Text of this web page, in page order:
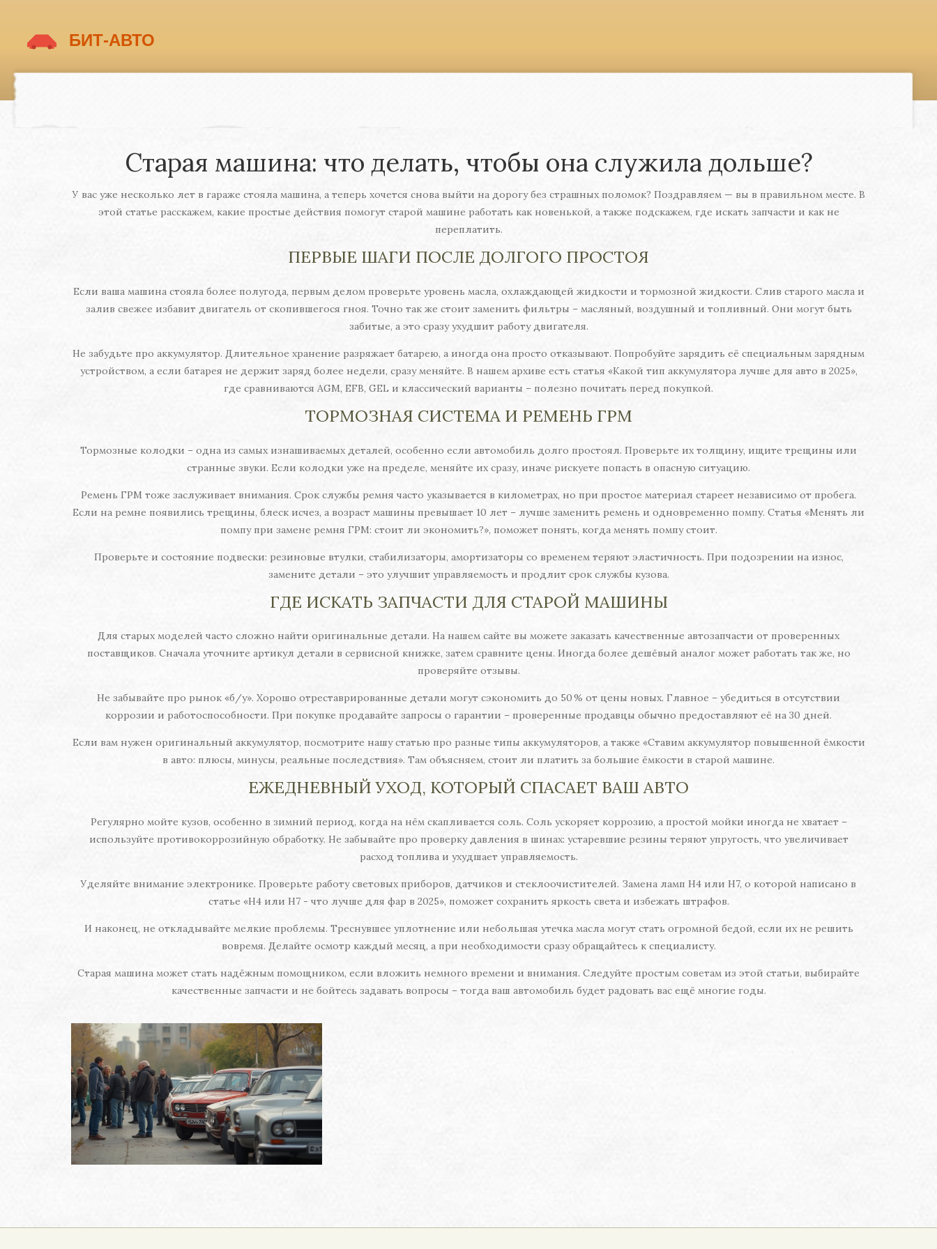
Старая машина: что делать, чтобы она служила дольше?
У вас уже несколько лет в гараже стояла машина, а теперь хочется снова выйти на дорогу без страшных поломок? Поздравляем — вы в правильном месте. В
этой статье расскажем, какие простые действия помогут старой машине работать как новенькой, а также подскажем, где искать запчасти и как не
переплатить.
ПЕРВЫЕ ШАГИ ПОСЛЕ ДОЛГОГО ПРОСТОЯ
Если ваша машина стояла более полугода, первым делом проверьте уровень масла, охлаждающей жидкости и тормозной жидкости. Слив старого масла и
залив свежее избавит двигатель от скопившегося гноя. Точно так же стоит заменить фильтры – масляный, воздушный и топливный. Они могут быть
забитые, а это сразу ухудшит работу двигателя.
Не забудьте про аккумулятор. Длительное хранение разряжает батарею, а иногда она просто отказывают. Попробуйте зарядить её специальным зарядным
устройством, а если батарея не держит заряд более недели, сразу меняйте. В нашем архиве есть статья «Какой тип аккумулятора лучше для авто в 2025»,
где сравниваются AGM, EFB, GEL и классический варианты – полезно почитать перед покупкой.
ТОРМОЗНАЯ СИСТЕМА И РЕМЕНЬ ГРМ
Тормозные колодки – одна из самых изнашиваемых деталей, особенно если автомобиль долго простоял. Проверьте их толщину, ищите трещины или
странные звуки. Если колодки уже на пределе, меняйте их сразу, иначе рискуете попасть в опасную ситуацию.
Ремень ГРМ тоже заслуживает внимания. Срок службы ремня часто указывается в километрах, но при простое материал стареет независимо от пробега.
Если на ремне появились трещины, блеск исчез, а возраст машины превышает 10 лет – лучше заменить ремень и одновременно помпу. Статья «Менять ли
помпу при замене ремня ГРМ: стоит ли экономить?», поможет понять, когда менять помпу стоит.
Проверьте и состояние подвески: резиновые втулки, стабилизаторы, амортизаторы со временем теряют эластичность. При подозрении на износ,
замените детали – это улучшит управляемость и продлит срок службы кузова.
ГДЕ ИСКАТЬ ЗАПЧАСТИ ДЛЯ СТАРОЙ МАШИНЫ
Для старых моделей часто сложно найти оригинальные детали. На нашем сайте вы можете заказать качественные автозапчасти от проверенных
поставщиков. Сначала уточните артикул детали в сервисной книжке, затем сравните цены. Иногда более дешёвый аналог может работать так же, но
проверяйте отзывы.
Не забывайте про рынок «б/у». Хорошо отреставрированные детали могут сэкономить до 50 % от цены новых. Главное – убедиться в отсутствии
коррозии и работоспособности. При покупке продавайте запросы о гарантии – проверенные продавцы обычно предоставляют её на 30 дней.
Если вам нужен оригинальный аккумулятор, посмотрите нашу статью про разные типы аккумуляторов, а также «Ставим аккумулятор повышенной ёмкости
в авто: плюсы, минусы, реальные последствия». Там объясняем, стоит ли платить за большие ёмкости в старой машине.
ЕЖЕДНЕВНЫЙ УХОД, КОТОРЫЙ СПАСАЕТ ВАШ АВТО
Регулярно мойте кузов, особенно в зимний период, когда на нём скапливается соль. Соль ускоряет коррозию, а простой мойки иногда не хватает –
используйте противокоррозийную обработку. Не забывайте про проверку давления в шинах: устаревшие резины теряют упругость, что увеличивает
расход топлива и ухудшает управляемость.
Уделяйте внимание электронике. Проверьте работу световых приборов, датчиков и стеклоочистителей. Замена ламп H4 или H7, о которой написано в
статье «H4 или H7 - что лучше для фар в 2025», поможет сохранить яркость света и избежать штрафов.
И наконец, не откладывайте мелкие проблемы. Треснувшее уплотнение или небольшая утечка масла могут стать огромной бедой, если их не решить
вовремя. Делайте осмотр каждый месяц, а при необходимости сразу обращайтесь к специалисту.
Старая машина может стать надёжным помощником, если вложить немного времени и внимания. Следуйте простым советам из этой статьи, выбирайте
качественные запчасти и не бойтесь задавать вопросы – тогда ваш автомобиль будет радовать вас ещё многие годы.